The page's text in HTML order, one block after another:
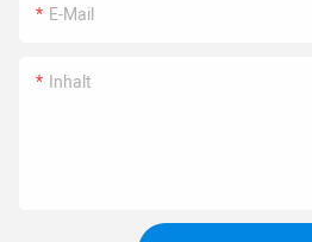
E-Mail
Inhalt